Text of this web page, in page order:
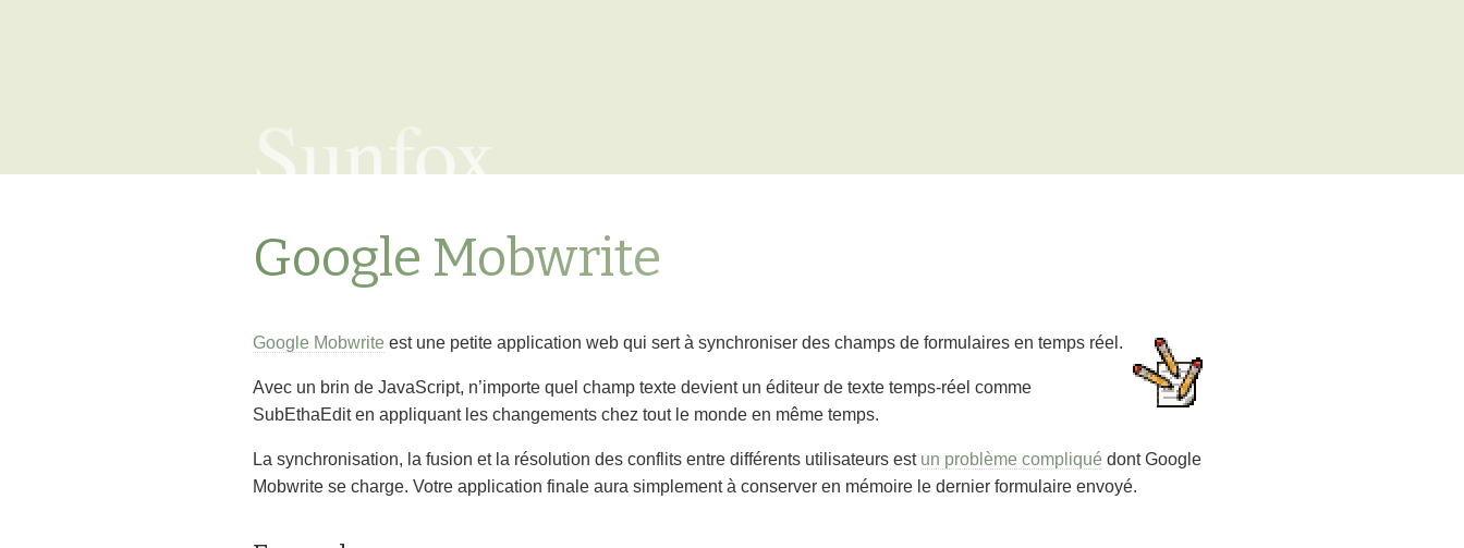
Sunfox
Google Mobwrite
Google Mobwrite est une petite application web qui sert à synchroniser des champs de formulaires en temps réel.
Avec un brin de JavaScript, n’importe quel champ texte devient un éditeur de texte temps-réel comme
SubEthaEdit en appliquant les changements chez tout le monde en même temps.
La synchronisation, la fusion et la résolution des conflits entre différents utilisateurs est un problème compliqué dont Google
Mobwrite se charge. Votre application finale aura simplement à conserver en mémoire le dernier formulaire envoyé.